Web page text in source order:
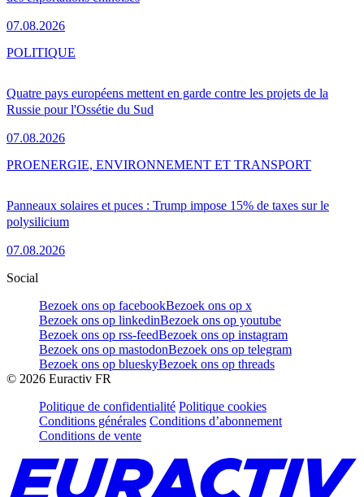
07.08.2026
Quatre pays européens mettent en garde contre les projets de la
Russie pour l'Ossétie du Sud
07.08.2026
POLITIQUE
Panneaux solaires et puces : Trump impose 15% de taxes sur le
polysilicium
07.08.2026
PROENERGIE, ENVIRONNEMENT ET TRANSPORT
Social
Bezoek ons op facebookBezoek ons op x
Bezoek ons op linkedinBezoek ons op youtube
Bezoek ons op rss-feedBezoek ons op instagram
Bezoek ons op mastodonBezoek ons op telegram
Bezoek ons op blueskyBezoek ons op threads
© 2026 Euractiv FR
Politique de confidentialité Politique cookies
Conditions générales Conditions d’abonnement
Conditions de vente